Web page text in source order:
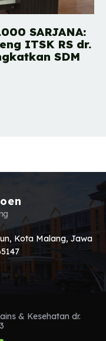
SARJANA:
ITSK RS dr.
SDM
Kota Malang, Jawa
& Kesehatan dr.